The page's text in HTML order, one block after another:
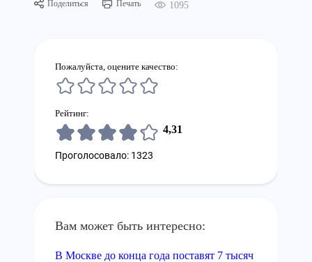
Поделиться Печать 1095
Пожалуйста, оцените качество:
Рейтинг:
4,31
Проголосовало: 1323
Вам может быть интересно:
В Москве до конца года поставят 7 тысяч